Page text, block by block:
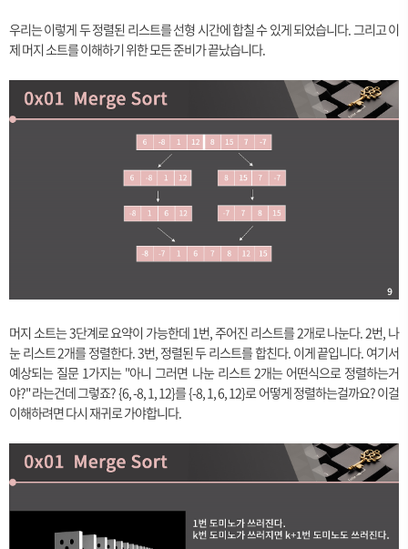
우리는 이렇게 두 정렬된 리스트를 선형 시간에 합칠 수 있게 되었습니다. 그리고 이
제 머지 소트를 이해하기 위한 모든 준비가 끝났습니다.
머지 소트는 3단계로 요약이 가능한데 1번, 주어진 리스트를 2개로 나눈다. 2번, 나
눈 리스트 2개를 정렬한다. 3번, 정렬된 두 리스트를 합친다. 이게 끝입니다. 여기서
예상되는 질문 1가지는 "아니 그러면 나눈 리스트 2개는 어떤식으로 정렬하는거
야?" 라는건데 그렇죠? {6, -8, 1, 12}를 {-8, 1, 6, 12}로 어떻게 정렬하는걸까요? 이걸
이해하려면 다시 재귀로 가야합니다.